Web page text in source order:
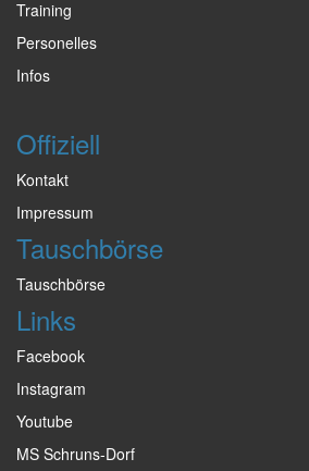
Training
Personelles
Infos
Offiziell
Kontakt
Impressum
Tauschbörse
Tauschbörse
Links
Facebook
Instagram
Youtube
MS Schruns-Dorf